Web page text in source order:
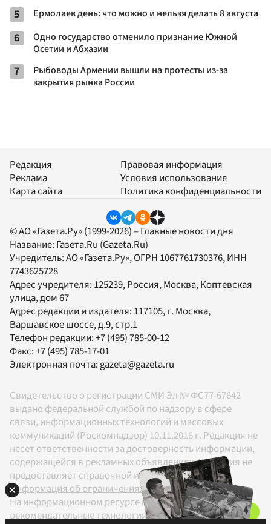
5 Ермолаев день: что можно и нельзя делать 8 августа
6
Одно государство отменило признание Южной
Осетии и Абхазии
7
Рыбоводы Армении вышли на протесты из-за
закрытия рынка России
Редакция
Реклама
Карта сайта
Правовая информация
Условия использования
Политика конфиденциальности
© АО «Газета.Ру» (1999-2026) – Главные новости дня
Название: Газета.Ru (Gazeta.Ru)
Учредитель:АО «Газета.Ру», ОГРН 1067761730376, ИНН
7743625728
Адрес учредителя: 125239, Россия, Москва, Коптевская
улица, дом 67
Адрес редакции и издателя: 117105, г. Москва,
Варшавское шоссе, д.9, стр.1
Телефон редакции:+7 (495) 785-00-12
Факс:+7 (495) 785-17-01
Электронная почта:gazeta@gazeta.ru
Свидетельство о регистрации СМИ Эл № ФС77-67642
выдано федеральной службой по надзору в сфере
связи, информационных технологий и массовых
коммуникаций (Роскомнадзор) 10.11.2016 г. Редакция не
несет ответственности за достоверность информации,
содержащейся в рекламных объявлениях. Редакция не
предоставляет справочной информации.
Информация об ограничениях
На информационном ресурсе применяются
рекомендательные технологии в соответствии с